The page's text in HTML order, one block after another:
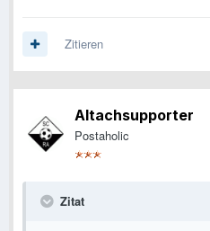
Zitieren
Altachsupporter
Postaholic
Zitat